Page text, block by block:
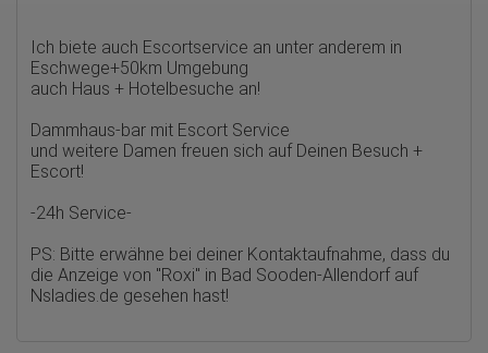
Herkunft (Land und Stadt)
Sprache
Betriebssystem
Browser und alle verwendeten Add-ons
Auflösung des Computers
Besucherquelle (Facebook, Suchmaschine oder
verweisende Webseite)
Welche Videos angeschaut?
Wohin ging der Besucher? Klickte er auf weitere Seiten des
Portals oder hat er sie komplett verlassen?
Wie lange blieb der Besucher?
Ort der Verarbeitung:
Ich biete auch Escortservice an unter anderem in
Eschwege+50km Umgebung
auch Haus + Hotelbesuche an!
Dammhaus-bar mit Escort Service
und weitere Damen freuen sich auf Deinen Besuch +
Escort!
-24h Service-
PS: Bitte erwähne bei deiner Kontaktaufnahme, dass du
die Anzeige von "Roxi" in Bad Sooden-Allendorf auf
Nsladies.de gesehen hast!